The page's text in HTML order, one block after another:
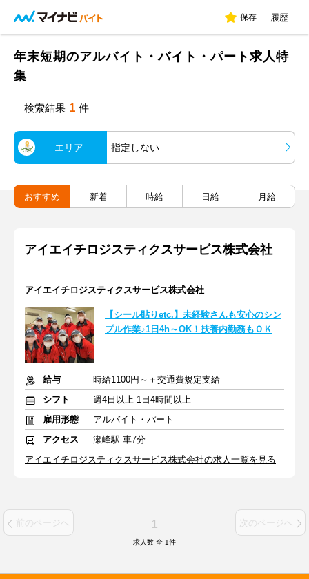
保存 履歴
年末短期のアルバイト・バイト・パート求人特
集
検索結果 1 件
エリア 指定しない
おすすめ 新着 時給 日給 月給
アイエイチロジスティクスサービス株式会社
アイエイチロジスティクスサービス株式会社
【シール貼りetc.】未経験さんも安心のシン
プル作業♪1日4h～OK！扶養内勤務もＯＫ
給与
時給1100円～＋交通費規定支給
シフト
週4日以上 1日4時間以上
雇用形態
アルバイト・パート
アクセス
瀬峰駅 車7分
アイエイチロジスティクスサービス株式会社の求人一覧を見る
前のページへ 1 次のページへ
求人数 全 1件